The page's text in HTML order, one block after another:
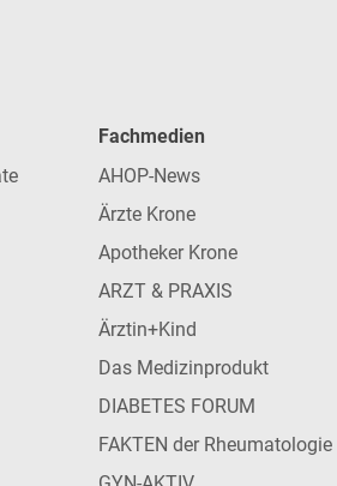
Fachmedien
AHOP-News
Ärzte Krone
Apotheker Krone
ARZT & PRAXIS
Ärztin+Kind
Das Medizinprodukt
DIABETES FORUM
FAKTEN der Rheumatologie